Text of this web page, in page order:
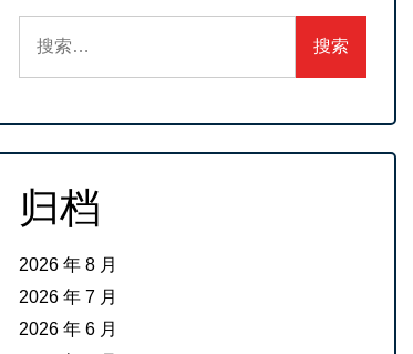
索：
归档
2026 年 8 月
2026 年 7 月
2026 年 6 月